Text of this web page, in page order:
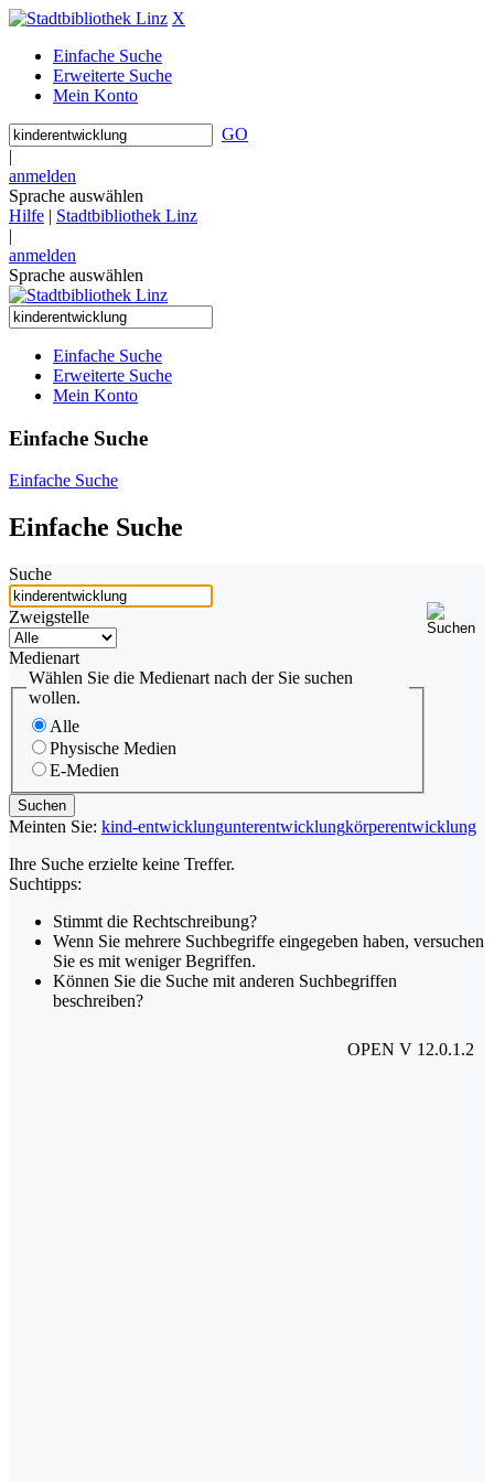
X
Einfache Suche
Erweiterte Suche
Mein Konto
GO
|
anmelden
Sprache auswählen
Hilfe | Stadtbibliothek Linz
|
anmelden
Sprache auswählen
Einfache Suche
Erweiterte Suche
Mein Konto
Einfache Suche
Einfache Suche
Einfache Suche
Suche
Zweigstelle
Medienart
Wählen Sie die Medienart nach der Sie suchen
wollen.
Alle
Physische Medien
E-Medien
Meinten Sie: kind-entwicklungunterentwicklungkörperentwicklung
Ihre Suche erzielte keine Treffer.
Suchtipps:
Stimmt die Rechtschreibung?
Wenn Sie mehrere Suchbegriffe eingegeben haben, versuchen
Sie es mit weniger Begriffen.
Können Sie die Suche mit anderen Suchbegriffen
beschreiben?
OPEN V 12.0.1.2